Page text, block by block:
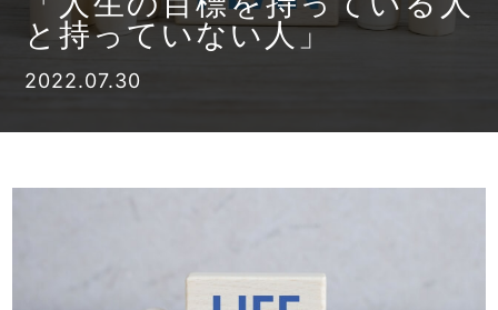
と持っていない人」
2022.07.30